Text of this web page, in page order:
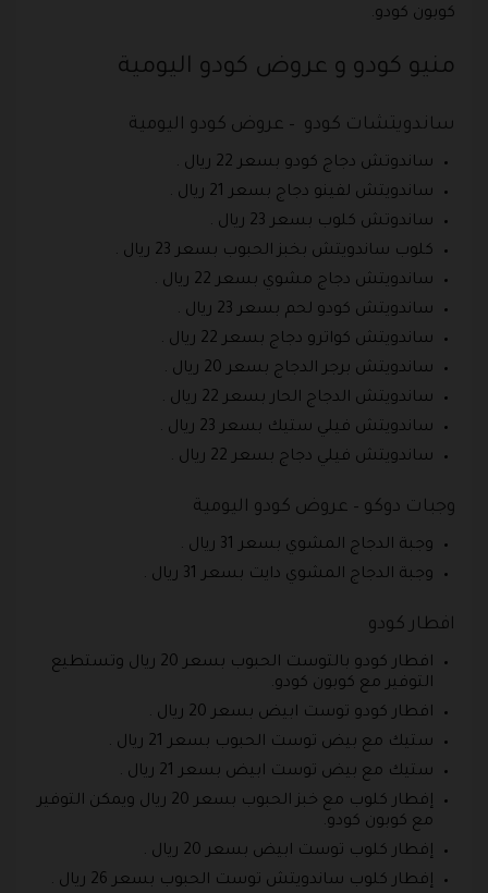
كوبون كودو.
منيو كودو و عروض كودو اليومية
ساندويتشات كودو – عروض كودو اليومية
ساندوتش دجاج كودو بسعر 22 ريال .
ساندويتش لفينو دجاج بسعر 21 ريال .
ساندوتش كلوب بسعر 23 ريال .
كلوب ساندويتش بخبز الحبوب بسعر 23 ريال .
ساندويتش دجاج مشوي بسعر 22 ريال .
ساندويتش كودو لحم بسعر 23 ريال .
ساندويتش كواترو دجاج بسعر 22 ريال .
ساندويتش برجر الدجاج بسعر 20 ريال .
ساندويتش الدجاج الحار بسعر 22 ريال .
ساندويتش فيلي ستيك بسعر 23 ريال .
ساندويتش فيلي دجاج بسعر 22 ريال .
وجبات دوكو – عروض كودو اليومية
وجبة الدجاج المشوي بسعر 31 ريال .
وجبة الدجاج المشوي دايت بسعر 31 ريال .
افطار كودو
افطار كودو بالتوست الحبوب بسعر 20 ريال وتستطيع
التوفير مع كوبون كودو.
افطار كودو توست ابيض بسعر 20 ريال .
ستيك مع بيض توست الحبوب بسعر 21 ريال .
ستيك مع بيض توست ابيض بسعر 21 ريال .
إفطار كلوب مع خبز الحبوب بسعر 20 ريال ويمكن التوفير
مع كوبون كودو.
إفطار كلوب توست ابيض بسعر 20 ريال .
إفطار كلوب ساندويتش توست الحبوب بسعر 26 ريال .